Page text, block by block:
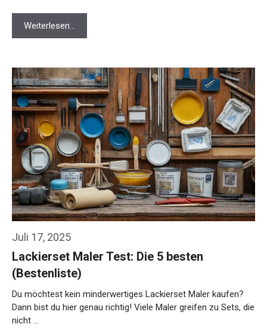
Weiterlesen…
Juli 17, 2025
Lackierset Maler Test: Die 5 besten
(Bestenliste)
Du möchtest kein minderwertiges Lackierset Maler kaufen?
Dann bist du hier genau richtig! Viele Maler greifen zu Sets, die
nicht …